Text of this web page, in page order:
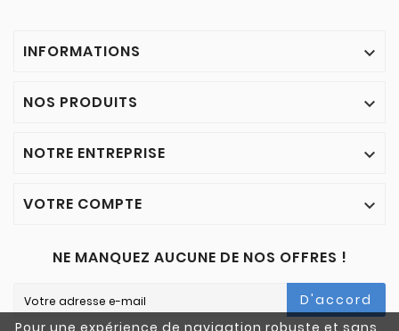
Pour une expérience de navigation robuste et sans
INFORMATIONS 
NOS PRODUITS 
NOTRE ENTREPRISE 
VOTRE COMPTE 
NE MANQUEZ AUCUNE DE NOS OFFRES !
D'accord